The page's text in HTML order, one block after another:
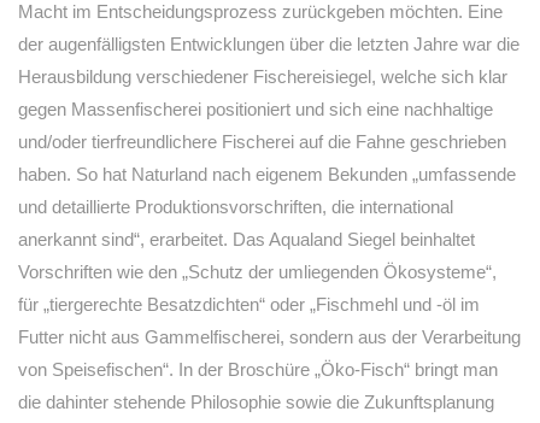
Macht im Entscheidungsprozess zurückgeben möchten. Eine
der augenfälligsten Entwicklungen über die letzten Jahre war die
Herausbildung verschiedener Fischereisiegel, welche sich klar
gegen Massenfischerei positioniert und sich eine nachhaltige
und/oder tierfreundlichere Fischerei auf die Fahne geschrieben
haben. So hat Naturland nach eigenem Bekunden „umfassende
und detaillierte Produktionsvorschriften, die international
anerkannt sind“, erarbeitet. Das Aqualand Siegel beinhaltet
Vorschriften wie den „Schutz der umliegenden Ökosysteme“,
für „tiergerechte Besatzdichten“ oder „Fischmehl und -öl im
Futter nicht aus Gammelfischerei, sondern aus der Verarbeitung
von Speisefischen“. In der Broschüre „Öko-Fisch“ bringt man
die dahinter stehende Philosophie sowie die Zukunftsplanung